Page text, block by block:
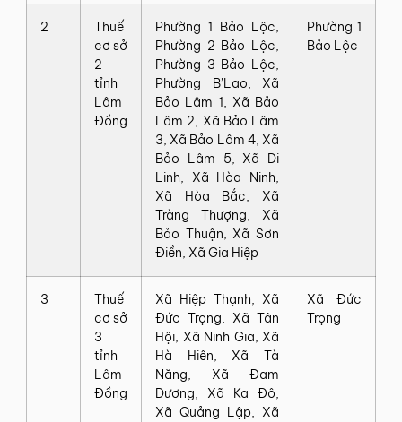
2
Thuế‍
cơ‍ sở‍
2‍
tỉnh
Lâm
Đồng
Phường‍ 1‍ Bảo‍ Lộc,‍
Phường‍ 2‍ Bảo‍ Lộc,‍
Phường‍ 3‍ Bảo‍ Lộc,‍
Phường‍ B’Lao,‍ Xã‍
Bảo‍ Lâm‍ 1,‍ Xã‍ Bảo‍
Lâm‍ 2,‍ Xã‍ Bảo‍ Lâm‍
3,‍ Xã‍ Bảo‍ Lâm‍ 4,‍ Xã‍
Bảo‍ Lâm‍ 5,‍ Xã‍ Di‍
Linh,‍ Xã‍ Hòa‍ Ninh,‍
Xã‍ Hòa‍ Bắc,‍ Xã‍
Tràng‍ Thượng,‍ Xã‍
Bảo‍ Thuận,‍ Xã‍ Sơn‍
Điền,‍ Xã‍ Gia‍ Hiệp
Phường‍ 1‍
Bảo‍ Lộc
3
Thuế‍
cơ‍ sở‍
3‍
tỉnh
Lâm
Đồng
Xã‍ Hiệp‍ Thạnh,‍ Xã‍
Đức‍ Trọng,‍ Xã‍ Tân‍
Hội,‍ Xã‍ Ninh‍ Gia,‍ Xã‍
Hà‍ Hiên,‍ Xã‍ Tà‍
Năng,‍ Xã‍ Đam‍
Dương,‍ Xã‍ Ka‍ Đô,‍
Xã‍ Quảng‍ Lập,‍ Xã‍
Xã‍ Đức‍
Trọng